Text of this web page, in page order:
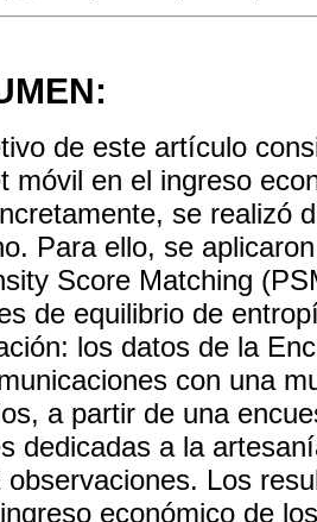
de este artículo
móvil en el ingreso
se realizó
Para ello, se
Score Matching
de equilibrio de
los datos de la
con una
a partir de una
dedicadas a la
observaciones. Los
económico de